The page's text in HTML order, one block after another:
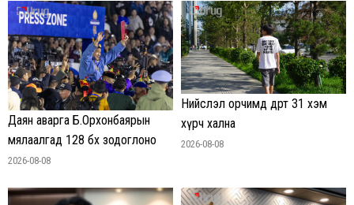
Даян аварга Б.Орхонбаярын
мялаалгад 128 бөх зодоглоно
2026-08-08
Нийслэл орчимд өдөртөө 31 хэм
хүрч хална
2026-08-08